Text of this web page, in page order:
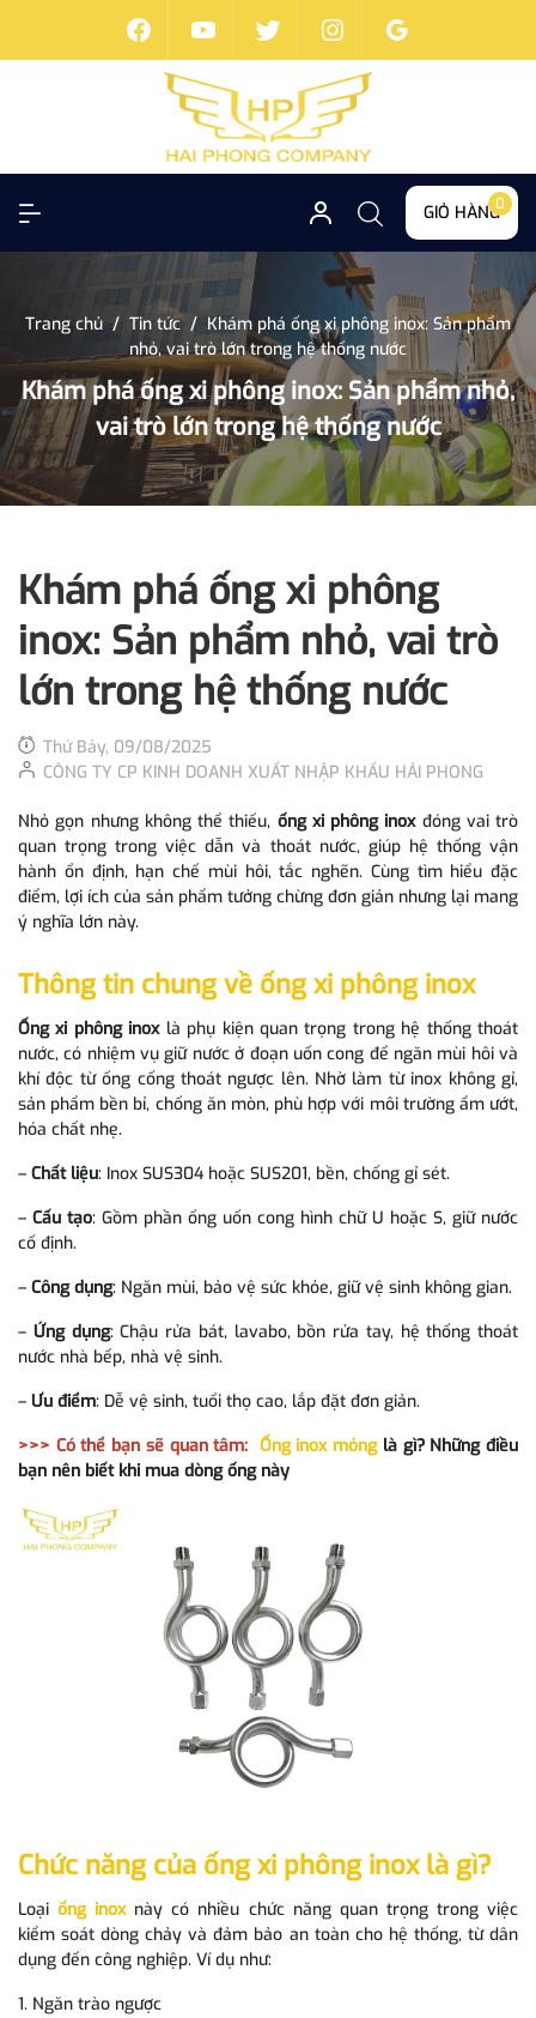
GIỎ HÀNG0
Trang chủ / Tin tức / Khám phá ống xi phông inox: Sản phẩm
nhỏ, vai trò lớn trong hệ thống nước
Khám phá ống xi phông inox: Sản phẩm nhỏ,
vai trò lớn trong hệ thống nước
Khám phá ống xi phông
inox: Sản phẩm nhỏ, vai trò
lớn trong hệ thống nước
Thứ Bảy, 09/08/2025
CÔNG TY CP KINH DOANH XUẤT NHẬP KHẨU HẢI PHONG
Nhỏ gọn nhưng không thể thiếu, ống xi phông inoxđóng vai trò
quan trọng trong việc dẫn và thoát nước, giúp hệ thống vận
hành ổn định, hạn chế mùi hôi, tắc nghẽn. Cùng tìm hiểu đặc
điểm, lợi ích của sản phẩm tưởng chừng đơn giản nhưng lại mang
ý nghĩa lớn này.
Thông tin chung về ống xi phông inox
Ống xi phông inoxlà phụ kiện quan trọng trong hệ thống thoát
nước, có nhiệm vụ giữ nước ở đoạn uốn cong để ngăn mùi hôi và
khí độc từ ống cống thoát ngược lên. Nhờ làm từ inox không gỉ,
sản phẩm bền bỉ, chống ăn mòn, phù hợp với môi trường ẩm ướt,
hóa chất nhẹ.
– Chất liệu: Inox SUS304 hoặc SUS201, bền, chống gỉ sét.
– Cấu tạo: Gồm phần ống uốn cong hình chữ U hoặc S, giữ nước
cố định.
– Công dụng: Ngăn mùi, bảo vệ sức khỏe, giữ vệ sinh không gian.
– Ứng dụng: Chậu rửa bát, lavabo, bồn rửa tay, hệ thống thoát
nước nhà bếp, nhà vệ sinh.
– Ưu điểm: Dễ vệ sinh, tuổi thọ cao, lắp đặt đơn giản.
>>> Có thể bạn sẽ quan tâm: Ống inox mỏnglà gì? Những điều
bạn nên biết khi mua dòng ống này
Chức năng của ống xi phông inox là gì?
Loạiống inoxnày có nhiều chức năng quan trọng trong việc
kiểm soát dòng chảy và đảm bảo an toàn cho hệ thống, từ dân
dụng đến công nghiệp. Ví dụ như:
1. Ngăn trào ngược